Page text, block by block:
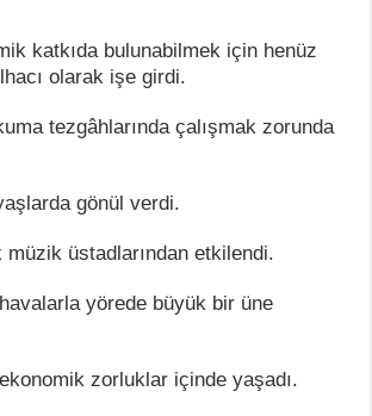
katkıda bulunabilmek için henüz
olarak işe girdi.
tezgâhlarında çalışmak zorunda
gönül verdi.
müzik üstadlarından etkilendi.
yörede büyük bir üne
zorluklar içinde yaşadı.